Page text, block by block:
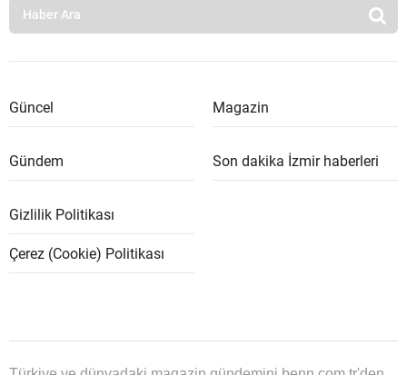
Güncel Magazin
Gündem Son dakika İzmir haberleri
Gizlilik Politikası
Çerez (Cookie) Politikası